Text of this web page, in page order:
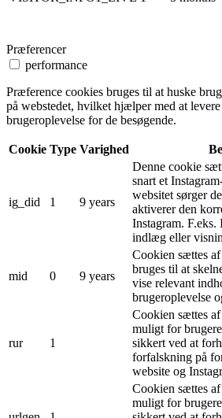
Præferencer
performance
Præference cookies bruges til at huske
på webstedet, hvilket hjælper med at levere
brugeroplevelse for de besøgende.
Cookie Type Varighed
ig_did 1 9 years
Denne cookie
snart et
websitet sørger
aktiverer den
Instagram. F.eks.
indlæg eller
mid 0 9 years
Cookien sættes
bruges til at
vise relevant
brugeroplevelse
rur 1
Cookien sættes
muligt for
sikkert ved at
forfalskning på
website og
Cookien sættes
muligt for